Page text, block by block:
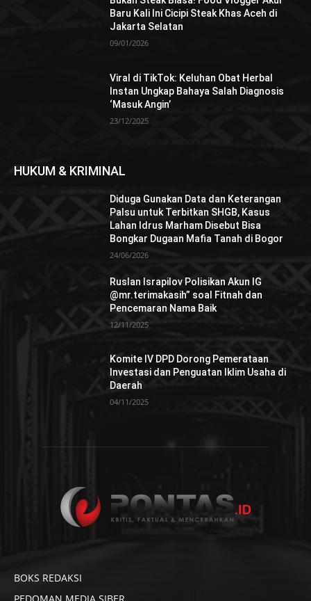
Baru Kali Ini Cicipi Steak Khas Aceh di
Jakarta Selatan
09/01/2026
Viral di TikTok: Keluhan Obat Herbal
Instan Ungkap Bahaya Salah Diagnosis
‘Masuk Angin’
23/12/2025
HUKUM & KRIMINAL
Diduga Gunakan Data dan Keterangan
Palsu untuk Terbitkan SHGB, Kasus
Lahan Idrus Marham Disebut Bisa
Bongkar Dugaan Mafia Tanah di Bogor
24/06/2026
Ruslan Israpilov Polisikan Akun IG
@mr.terimakasih” soal Fitnah dan
Pencemaran Nama Baik
12/11/2025
Komite IV DPD Dorong Pemerataan
Investasi dan Penguatan Iklim Usaha di
Daerah
04/11/2025
BOKS REDAKSI